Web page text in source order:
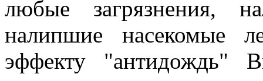
любые загрязнения,
налипшие насекомые
эффекту "антидождь"